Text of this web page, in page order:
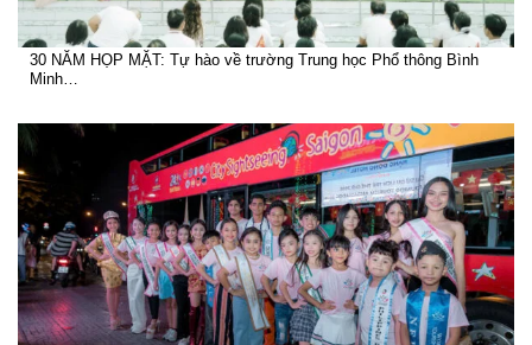
30 NĂM HỌP MẶT: Tự hào về trường Trung học Phổ thông Bình
Minh…